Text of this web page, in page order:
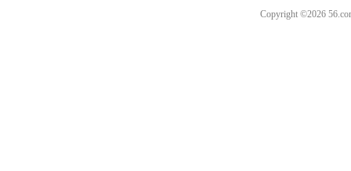
Copyright ©2026